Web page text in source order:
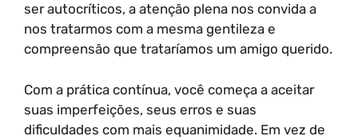
ser autocríticos, a atenção plena nos convida a
nos tratarmos com a mesma gentileza e
compreensão que trataríamos um amigo querido.
Com a prática contínua, você começa a aceitar
suas imperfeições, seus erros e suas
dificuldades com mais equanimidade. Em vez de